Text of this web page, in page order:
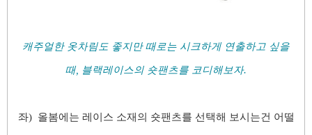
캐주얼한 옷차림도 좋지만 때로는 시크하게 연출하고 싶을
때, 블랙레이스의 숏팬츠를 코디해보자.
좌) 올봄에는 레이스 소재의 숏팬츠를 선택해 보시는건 어떨